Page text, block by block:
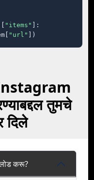
"items"
]:
"url" ])
तुमचे
दिले
करू?